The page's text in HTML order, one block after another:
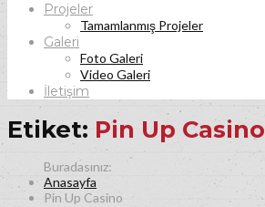
Projeler
Tamamlanmış Projeler
Galeri
Foto Galeri
Video Galeri
İletişim
Etiket: Pin Up Casino
Anasayfa
Pin Up Casino